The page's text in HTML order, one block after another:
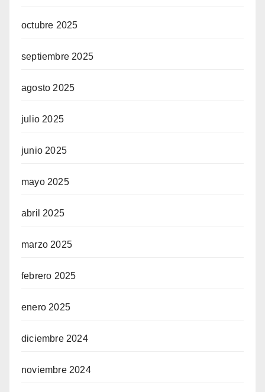
octubre 2025
septiembre 2025
agosto 2025
julio 2025
junio 2025
mayo 2025
abril 2025
marzo 2025
febrero 2025
enero 2025
diciembre 2024
noviembre 2024